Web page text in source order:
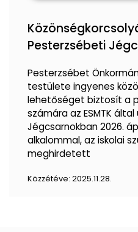
Pesterzsébeti
Pesterzsébet
testülete ingyenes
lehetőséget biztosít a
számára az ESMTK
Jégcsarnokban 2026.
alkalommal, az iskolai
meghirdetett
Közzétéve: 2025.11.28.